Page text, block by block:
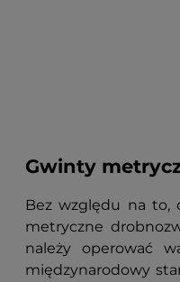
Gwinty
Bez względu na to,
metryczne
należy operować
międzynarodowy